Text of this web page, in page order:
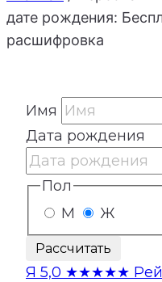
дате рождения:
расшифровка
Имя
Дата рождения
Пол
М
Ж
Рассчитать
Я 5,0 ★★★★★